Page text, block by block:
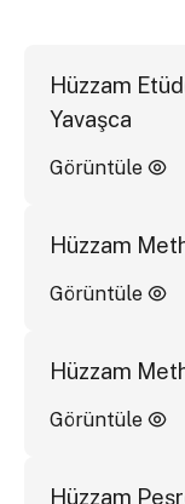
Hüzzam
Yavaşca
Görüntüle
Hüzzam
Görüntüle
Hüzzam
Görüntüle
Hüzzam